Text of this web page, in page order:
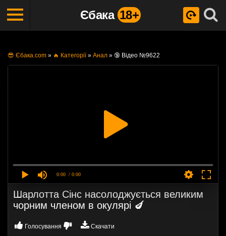
Єбака 18+
😎 Єбака.com » 🔥 Категорії» Анал » 🔞 Відео №9622
0:00 / 0:00
Шарлотта Сінс насолоджується великим
чорним членом в окулярі 🍆
Голосування Скачати